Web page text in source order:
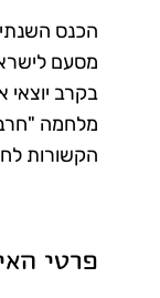
הכנס השנתי
מסעם
בקרב יוצאי
מלחמה
הקשורות
פרטי